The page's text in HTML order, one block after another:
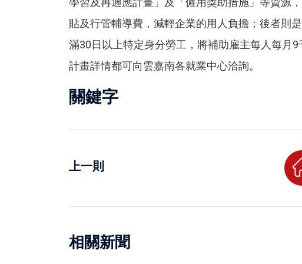
貼及行管輔導費，減輕企業的用人負擔；後者則
滿30日以上特定身分勞工，將補助雇主每人每月
計畫詳情都可向雲嘉南各就業中心洽詢。
關鍵字
上一則
相關新聞